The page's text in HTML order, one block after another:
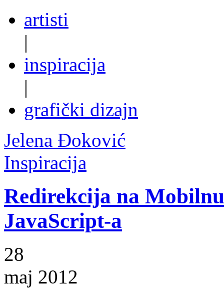
artisti
|
inspiracija
|
grafički dizajn
Jelena Đoković
Inspiracija
Redirekcija na
JavaScript-a
28
maj 2012